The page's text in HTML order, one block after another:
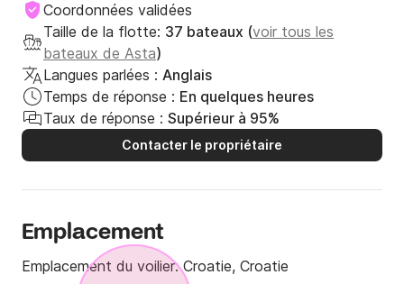
Coordonnées validées
Taille de la flotte: 37 bateaux (voir tous les
bateaux de Asta)
Langues parlées : Anglais
Temps de réponse : En quelques heures
Taux de réponse : Supérieur à 95%
Contacter le propriétaire
Emplacement
Emplacement du voilier:Croatie, Croatie